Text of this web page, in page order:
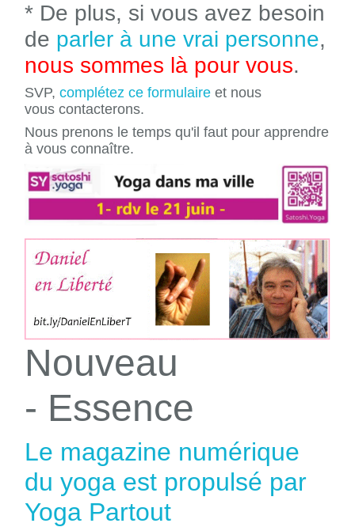
* De plus, si vous avez besoin
de parler à une vrai personne,
nous sommes là pour vous.
SVP, complétez ce formulaire et nous
vous contacterons.
Nous prenons le temps qu'il faut pour apprendre
à vous connaître.
Nouveau
- Essence
Le magazine numérique
du yoga est propulsé par
Yoga Partout